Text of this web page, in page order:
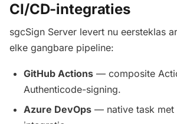
CI/CD-integraties
sgcSign Server levert nu eersteklas
elke gangbare pipeline:
GitHub Actions — composite
Authenticode-signing.
Azure DevOps — native task met